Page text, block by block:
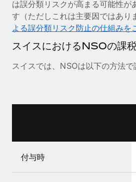
詳細を見る
は誤分類リスクが高まる可能性が
す（ただしこれは主要因ではあり
よる誤分類リスク防止の仕組みを
スイスにおけるNSOの課
スイスでは、NSOは以下の方法で
付与時